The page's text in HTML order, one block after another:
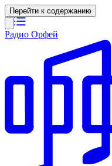
Перейти к содержанию
Радио Орфей